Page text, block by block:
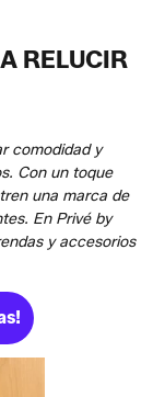
RELUCIR
comodidad y
Con un toque
una marca de
En Privé by
y accesorios